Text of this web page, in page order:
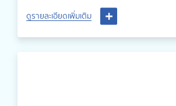
เพื่อสืบสานประเพณีอันดีงามของไทย และประช
ฬ่อให้เป็นที่รู้จักมากยิ่งขึ้น จัดโดยเทศบาลตำบลท่
จ.พิจิตร โดยส่งคุณดนุพร น้อยบุตร และ คุณก
ดูรายละเอียดเพิ่มเติม